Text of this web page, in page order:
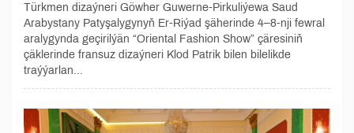
Türkmen dizaýneri Göwher Guwerne-Pirkuliýewa Saud
Arabystany Patyşalygynyň Er-Riýad şäherinde 4–8-nji fewral
aralygynda geçirilýän “Oriental Fashion Show” çäresiniň
çäklerinde fransuz dizaýneri Klod Patrik bilen bilelikde
traýýarlan...